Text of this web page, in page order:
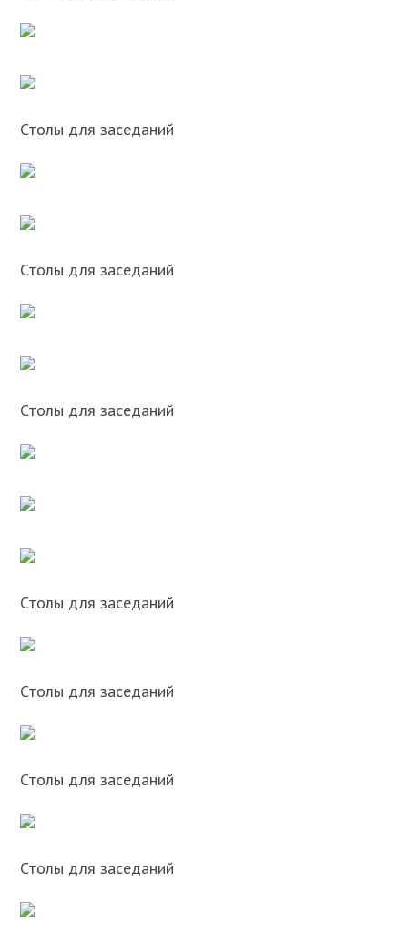
Столы для заседаний
Столы для заседаний
Столы для заседаний
Столы для заседаний
Столы для заседаний
Столы для заседаний
Столы для заседаний